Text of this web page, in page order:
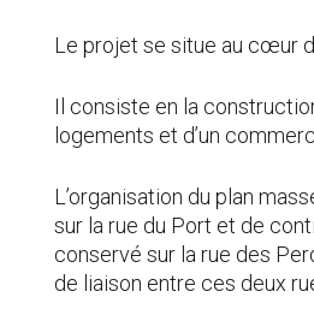
Le projet se situe au cœur
Il consiste en la
logements et d’un
L’organisation du plan
sur la rue du Port et de
conservé sur la rue des
de liaison entre ces deux